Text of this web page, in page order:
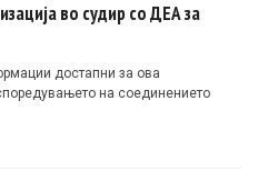
во судир со ДЕА за
достапни за ова
на соединението